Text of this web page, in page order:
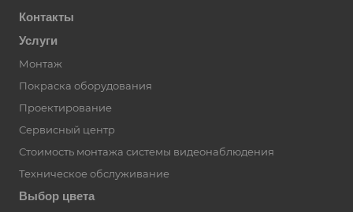
Контакты
Услуги
Монтаж
Покраска оборудования
Проектирование
Сервисный центр
Стоимость монтажа системы видеонаблюдения
Техническое обслуживание
Выбор цвета